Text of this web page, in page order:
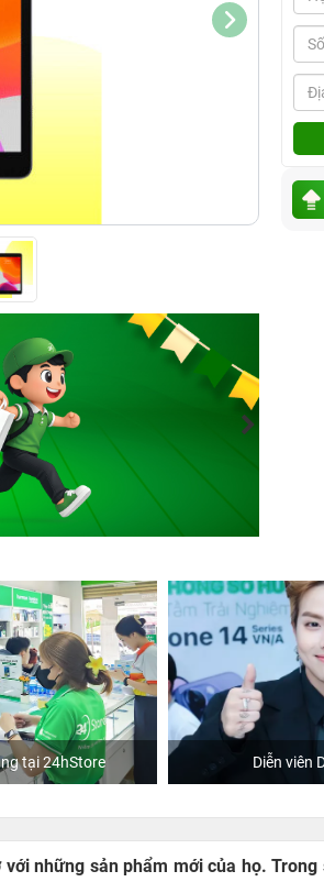
Duy Khánh Khách mua
những sản phẩm mới của họ.